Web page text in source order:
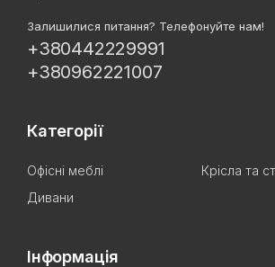
Залишилися питання? Телефонуйте нам!
+380442229991
+380962221007
Категорії
Офісні меблі
Крісла та
Дивани
Інформація